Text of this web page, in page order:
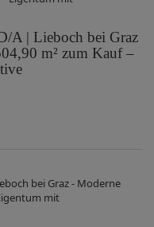
A | Lieboch bei Graz
m² zum Kauf –